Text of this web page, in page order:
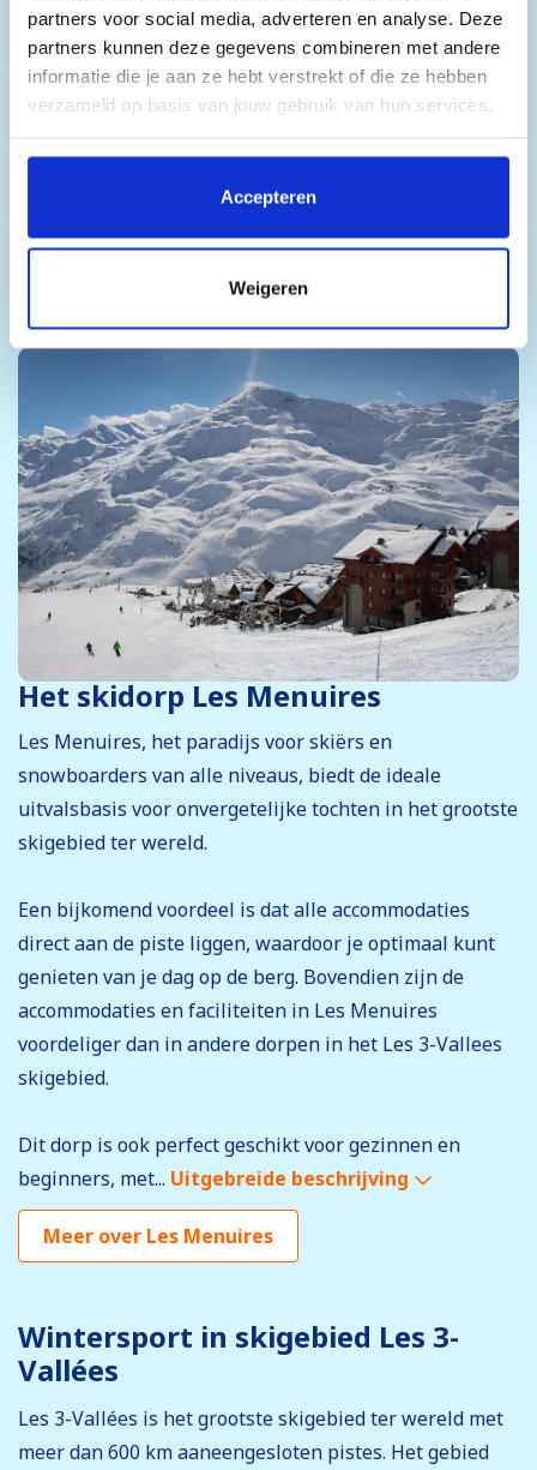
partners voor social media, adverteren en analyse. Deze
partners kunnen deze gegevens combineren met andere
informatie die je aan ze hebt verstrekt of die ze hebben
verzameld op basis van jouw gebruik van hun services.
Door op 'Accepteren' te klikken, stem je in met het
plaatsen van alle cookies. Klik op 'Details' voor een
cookies je wilt toestaan. Je kunt je voorkeuren op elk
moment wijzigen of je toestemming intrekken.
Accepteren
Weigeren
Skipassen
Skihuur
Snowboardhuur
Het skidorp Les Menuires
Les Menuires, het paradijs voor skiërs en
snowboarders van alle niveaus, biedt de ideale
uitvalsbasis voor onvergetelijke tochten in het grootste
skigebied ter wereld.
Een bijkomend voordeel is dat alle accommodaties
direct aan de piste liggen, waardoor je optimaal kunt
genieten van je dag op de berg. Bovendien zijn de
accommodaties en faciliteiten in Les Menuires
voordeliger dan in andere dorpen in het Les 3-Vallees
skigebied.
Dit dorp is ook perfect geschikt voor gezinnen en
beginners, met... Uitgebreide beschrijving
Meer over Les Menuires
Wintersport in skigebied Les 3-
Vallées
Les 3-Vallées is het grootste skigebied ter wereld met
meer dan 600 km aaneengesloten pistes. Het gebied